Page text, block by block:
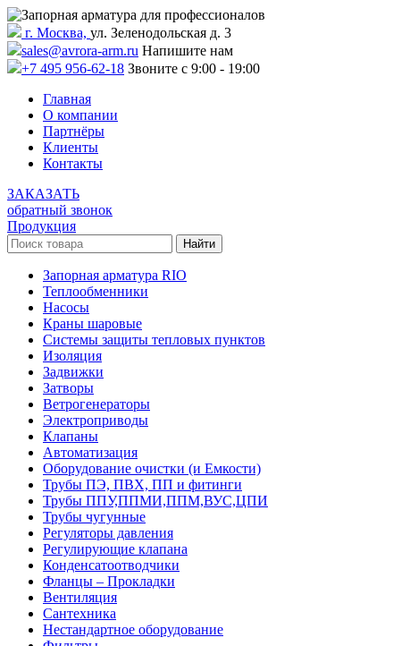
г. Москва, ул. Зеленодольская д. 3
sales@avrora-arm.ru Напишите нам
+7 495 956-62-18 Звоните с 9:00 - 19:00
Главная
О компании
Партнёры
Клиенты
Контакты
ЗАКАЗАТЬ
обратный звонок
Продукция
Запорная арматура RIO
Теплообменники
Насосы
Краны шаровые
Системы защиты тепловых пунктов
Изоляция
Задвижки
Затворы
Ветрогенераторы
Электроприводы
Клапаны
Автоматизация
Оборудование очистки (и Емкости)
Трубы ПЭ, ПВХ, ПП и фитинги
Трубы ППУ,ППМИ,ППМ,ВУС,ЦПИ
Трубы чугунные
Регуляторы давления
Регулирующие клапана
Конденсатоотводчики
Фланцы – Прокладки
Вентиляция
Сантехника
Нестандартное оборудование